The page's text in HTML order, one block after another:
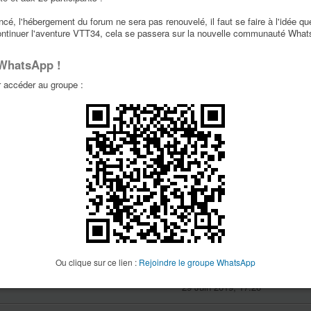
l'hébergement du forum ne sera pas renouvelé, il faut se faire à l'idée
l'aventure VTT34, cela se passera sur la nouvelle communauté
!
au groupe :
Ou clique sur ce lien : Rejoindre le groupe WhatsApp
2 4517 pargolgauth
15 Jan 2020, 23:04
3309 parBertrand
02 Août 2019, 11:00
2 2810 parArtur
16 Déc 2019, 20:57
2522 parJust for fun
29 Juin 2019, 17:18
29 Juin 2019, 17:20